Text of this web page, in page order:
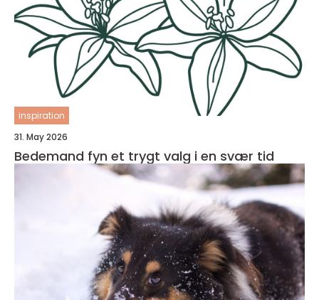
inspiration
31. May 2026
Bedemand fyn et trygt valg i en svær tid